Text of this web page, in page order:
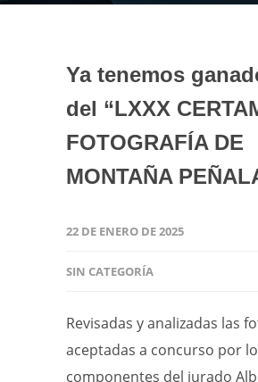
Ya tenemos
del “LXXX
FOTOGRAFÍA DE
MONTAÑA
22 DE ENERO DE 2025
SIN CATEGORÍA
Revisadas y analizadas las
aceptadas a concurso por
componentes del jurado